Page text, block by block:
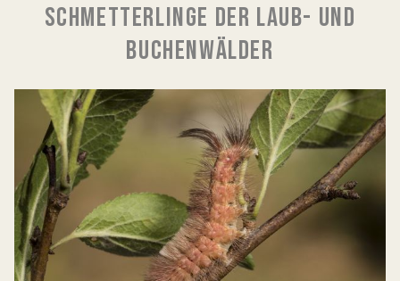
SCHMETTERLINGE DER LAUB- UND
BUCHENWÄLDER